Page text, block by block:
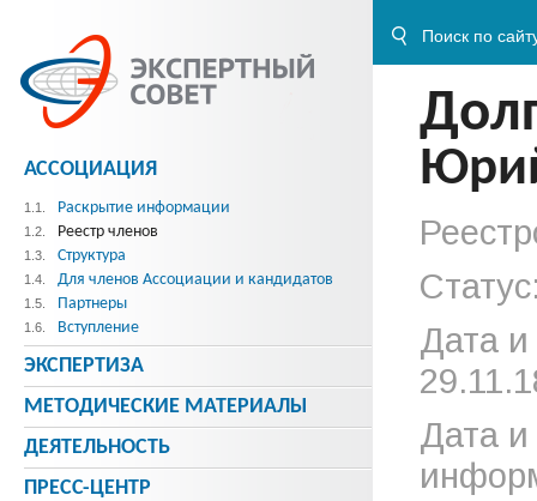
Дата
Дата и
АССОЦИАЦИЯ
1.1. Раскрытие информации
1.2. Реестр членов
1.3. Структура
1.4. Для членов Ассоциации и кандидатов
1.5. Партнеры
1.6. Вступление
ЭКСПЕРТИЗА
МЕТОДИЧЕСКИE МАТЕРИАЛЫ
ДЕЯТЕЛЬНОСТЬ
ПРЕСС-ЦЕНТР